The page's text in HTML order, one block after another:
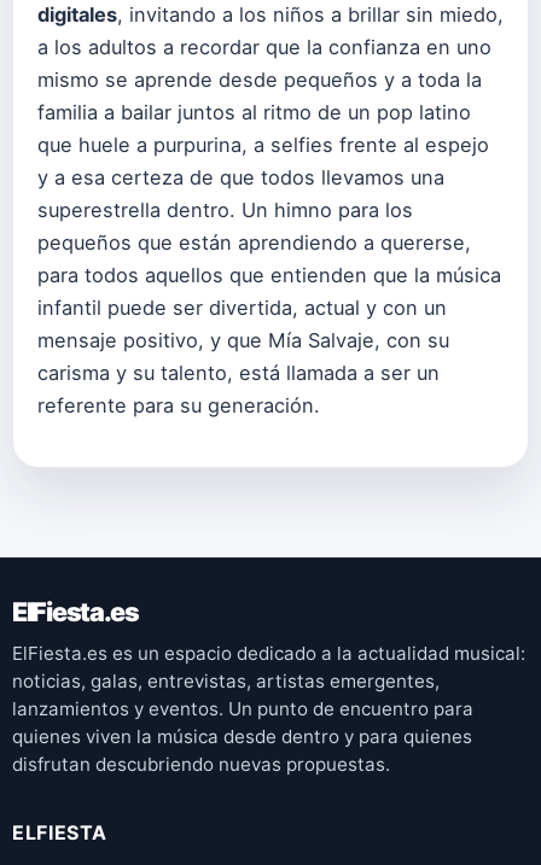
digitales, invitando a los niños a brillar sin miedo,
a los adultos a recordar que la confianza en uno
mismo se aprende desde pequeños y a toda la
familia a bailar juntos al ritmo de un pop latino
que huele a purpurina, a selfies frente al espejo
y a esa certeza de que todos llevamos una
superestrella dentro. Un himno para los
pequeños que están aprendiendo a quererse,
para todos aquellos que entienden que la música
infantil puede ser divertida, actual y con un
mensaje positivo, y que Mía Salvaje, con su
carisma y su talento, está llamada a ser un
referente para su generación.
ElFiesta.es
ElFiesta.es es un espacio dedicado a la actualidad musical:
noticias, galas, entrevistas, artistas emergentes,
lanzamientos y eventos. Un punto de encuentro para
quienes viven la música desde dentro y para quienes
disfrutan descubriendo nuevas propuestas.
ELFIESTA